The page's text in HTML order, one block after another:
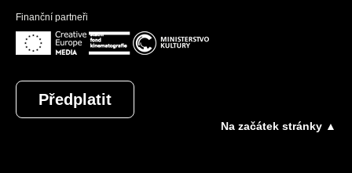
Finanční partneři
Předplatit
Na začátek stránky ▲